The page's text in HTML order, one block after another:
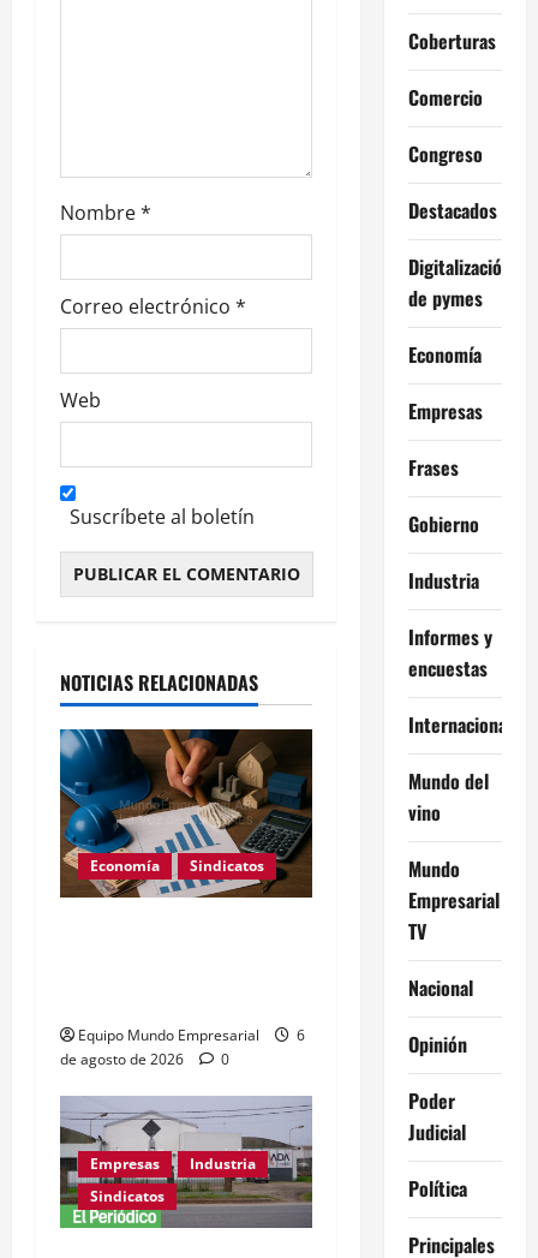
a
d
a
s
Nombre*
Correo electrónico *
Web
Suscríbete al boletín
NOTICIAS RELACIONADAS
Economía Sindicatos
Equipo Mundo Empresarial
6
de agosto de 2026
0
Empresas
Industria
Sindicatos
Coberturas
Comercio
Congreso
Destacados
Digitalización
de pymes
Economía
Empresas
Frases
Gobierno
Industria
Informes y
encuestas
Internacional
Mundo del
vino
Mundo
Empresarial
TV
Nacional
Opinión
Poder
Judicial
Política
Principales